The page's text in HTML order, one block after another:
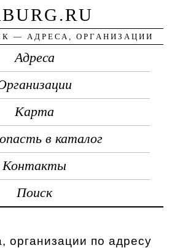
— АДРЕСА, ОРГАНИЗАЦИИ
Адреса
Карта
в каталог
Контакты
Поиск
организации по адресу